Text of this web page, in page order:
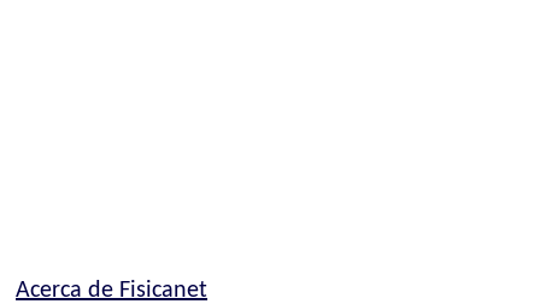
Acerca de Fisicanet